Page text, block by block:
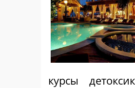
курсы